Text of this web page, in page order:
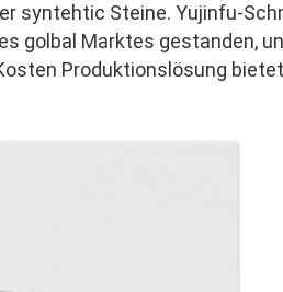
syntehtic Steine. Yujinfu-
golbal Marktes gestanden,
Produktionslösung